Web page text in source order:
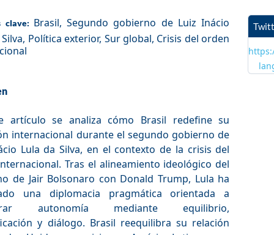
clave: Brasil, Segundo gobierno de Luiz Inácio
Política exterior, Sur global, Crisis del orden
artículo se analiza cómo Brasil redefine su
internacional durante el segundo gobierno de
Lula da Silva, en el contexto de la crisis del
Tras el alineamiento ideológico del
de Jair Bolsonaro con Donald Trump, Lula ha
una diplomacia pragmática orientada a
autonomía mediante equilibrio,
y diálogo. Brasil reequilibra su relación